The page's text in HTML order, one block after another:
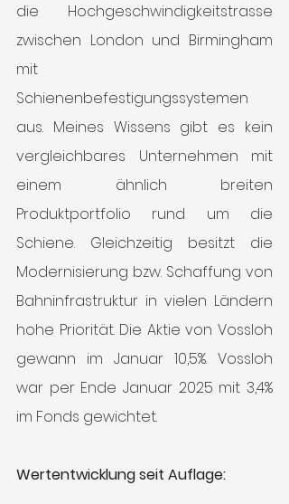
die Hochgeschwindigkeitstrasse
zwischen London und Birmingham
mit
Schienenbefestigungssystemen
aus. Meines Wissens gibt es kein
vergleichbares Unternehmen mit
einem ähnlich breiten
Produktportfolio rund um die
Schiene. Gleichzeitig besitzt die
Modernisierung bzw. Schaffung von
Bahninfrastruktur in vielen Ländern
hohe Priorität. Die Aktie von Vossloh
gewann im Januar 10,5%. Vossloh
war per Ende Januar 2025 mit 3,4%
im Fonds gewichtet.
Wertentwicklung seit Auflage: